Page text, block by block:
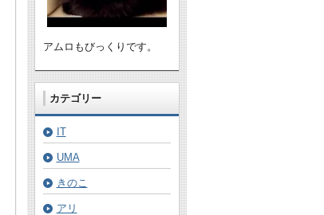
アムロもびっくりです。
カテゴリー
IT
UMA
きのこ
アリ